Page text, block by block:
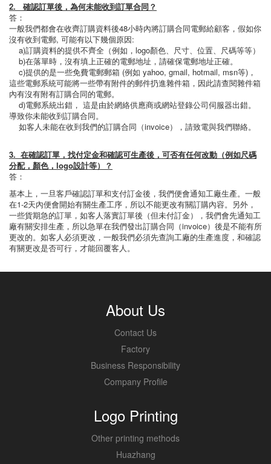
2. 確認訂單後，為何未能收到訂單合同？
答：
一般我們都會在收齊訂購資料後48小時內將訂購合同電郵給顧客，假如你
沒有收到電郵, 可能有以下幾個原因:
a)訂購資料的提供不齊全（例如，logo顏色、尺寸、位置、尺碼等等）
b)在落單時，沒有填上正確的電郵地址，請確保電郵地址正確。
c)提供的是一些免費電郵郵箱 (例如 yahoo, gmail, hotmail, msn等)，
這些電郵系統可能將一些帶有附件的郵件扔進雜件箱，因此請查閱雜件箱
內有沒有附有訂購合同的電郵。
d)電郵系統出錯， 這是由於網絡供應商或網站登錄公司伺服器出錯。
導致你未能收到訂購合同。
如客人未能在收到我們的訂購合同（invoice），請致電與我們聯絡。
3. 在確認訂單，找付定金和確認可生產後，可否有任何改動（例如尺碼
分配，顏色，logo設計等）？
答：
基本上，一旦客戶確認訂單和支付訂金後，我們便會通知工廠生產。一般
在1-2天內便會開始有關生產工序，所以不能更改有關訂購內容。另外，
一些貨期急的訂單，如客人落實訂單後（但未付訂金），我們會先通知工
廠有關安排生產，所以急單在我們發出訂購合同（invoice）後是不能有所
更改的。如客人必須更改，一般我們必須先查詢工廠的生產進度，和確認
有關更改是否可行，才能回覆客人。
About Us
Contact Us
Factory
Business Responsibility
Company Profile
Logo Printing
Other printing methods
Huazhang